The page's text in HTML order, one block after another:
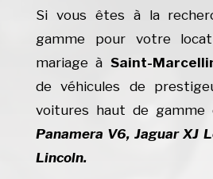
Si vous êtes à la
gamme pour votre
mariage à Saint-
de véhicules de
voitures haut de
Panamera V6, Jaguar XJ
Lincoln.